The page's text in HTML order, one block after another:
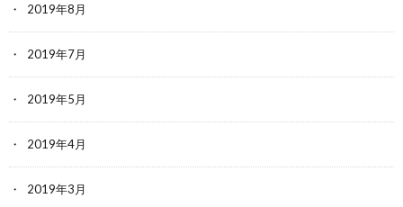
2019年8月
2019年7月
2019年5月
2019年4月
2019年3月